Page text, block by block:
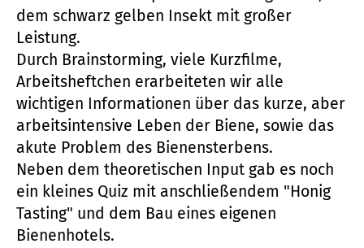
Durch Brainstorming, viele Kurzfilme,
Arbeitsheftchen erarbeiteten wir alle
wichtigen Informationen über das kurze, aber
arbeitsintensive Leben der Biene, sowie das
akute Problem des Bienensterbens.
Neben dem theoretischen Input gab es noch
ein kleines Quiz mit anschließendem "Honig
Tasting" und dem Bau eines eigenen
Bienenhotels.
Zum Abschluss noch eine kleine Weisheit:
"Freundliche Worte sind wie Honig: süß für
den Gaumen und gesund für den ganzen